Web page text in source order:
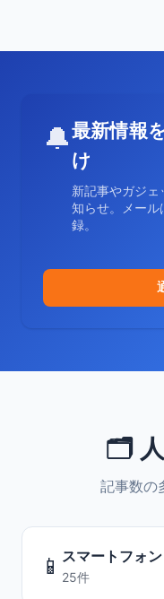
🔔最新情報
け
新記事やガジ
知らせ。メール
録。
🗂️ 人
記事数の
📱 スマートフォン
25件